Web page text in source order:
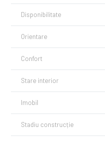
Disponibilitate
Orientare
Confort
Stare interior
Imobil
Stadiu construcție